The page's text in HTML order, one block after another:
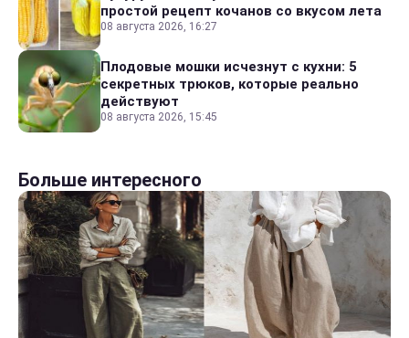
простой рецепт кочанов со вкусом лета
08 августа 2026, 16:27
Плодовые мошки исчезнут с кухни: 5
секретных трюков, которые реально
действуют
08 августа 2026, 15:45
Больше интересного